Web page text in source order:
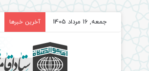
جمعه, 16 مرداد 1405 آخرین خبرها